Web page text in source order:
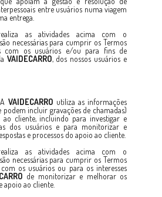
entre usuários numa viagem
entrega.
as atividades acima com o
necessárias para cumprir os Termos
com os usuários e/ou para fins de
VAIDECARRO, dos nossos usuários e
A VAIDECARRO utiliza as informações
incluir gravações de chamadas)
cliente, incluindo para investigar e
dos usuários e para monitorizar e
e processos do apoio ao cliente.
as atividades acima com o
necessárias para cumprir os Termos
os usuários ou para os interesses
de monitorizar e melhorar os
apoio ao cliente.